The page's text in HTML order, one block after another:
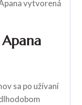
vytvorená
sa po užívaní